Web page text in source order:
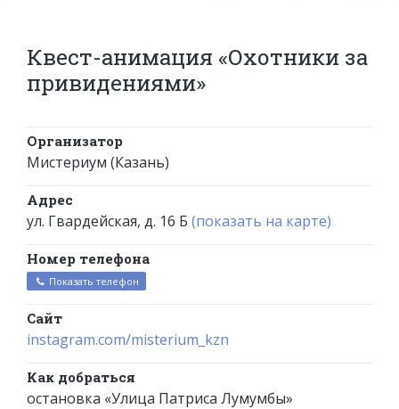
Квест-анимация «Охотники за
привидениями»
Организатор
Мистериум (Казань)
Адрес
ул. Гвардейская, д. 16 Б (показать на карте)
Номер телефона
Показать телефон
Сайт
instagram.com/misterium_kzn
Как добраться
остановка «Улица Патриса Лумумбы»